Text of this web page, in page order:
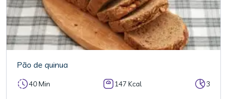
Pão de quinua
40 Min 147 Kcal 3